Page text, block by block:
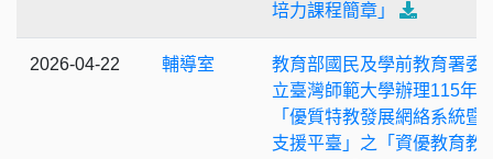
培力課程簡章」
2026-04-22 輔導室
教育部國民及學前教育署委
立臺灣師範大學辦理115年
「優質特教發展網絡系統暨
支援平臺」之「資優教育教